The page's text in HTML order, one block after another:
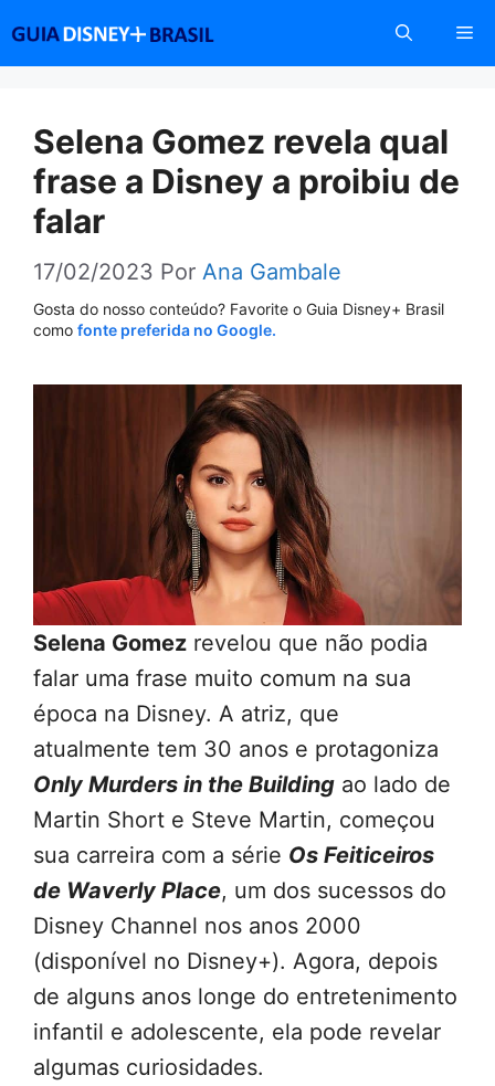
conteúdo
Selena Gomez revela qual
frase a Disney a proibiu de
falar
17/02/2023 Por Ana Gambale
Gosta do nosso conteúdo? Favorite o Guia Disney+ Brasil
como fonte preferida no Google.
Selena Gomez revelou que não podia
falar uma frase muito comum na sua
época na Disney. A atriz, que
atualmente tem 30 anos e protagoniza
Only Murders in the Building ao lado de
Martin Short e Steve Martin, começou
sua carreira com a série Os Feiticeiros
de Waverly Place, um dos sucessos do
Disney Channel nos anos 2000
(disponível no Disney+). Agora, depois
de alguns anos longe do entretenimento
infantil e adolescente, ela pode revelar
algumas curiosidades.